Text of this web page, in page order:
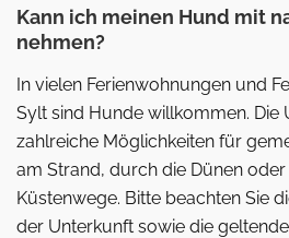
Kann ich meinen Hund mit
nehmen?
In vielen Ferienwohnungen und
Sylt sind Hunde willkommen. Die
zahlreiche Möglichkeiten für
am Strand, durch die Dünen
Küstenwege. Bitte beachten Sie
der Unterkunft sowie die